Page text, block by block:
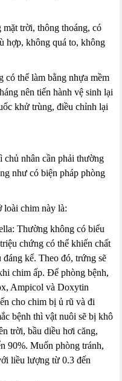
trời, thông thoáng, có
hợp, không quá to, không
có thể làm bằng nhựa mềm
nên tiến hành vệ sinh lại
khử trùng, điều chỉnh lại
chủ nhân cần phải thường
như có biện pháp phòng
loài chim này là:
Thường không có biểu
chứng có thể khiến chất
kể. Theo đó, trứng sẽ
chim ấp. Để phòng bệnh,
Ampicol và Doxytin
cho chim bị ủ rũ và đi
bệnh thì vật nuôi sẽ bị khô
trời, bầu diều hơi căng,
90%. Muốn phòng tránh,
liều lượng từ 0.3 đến